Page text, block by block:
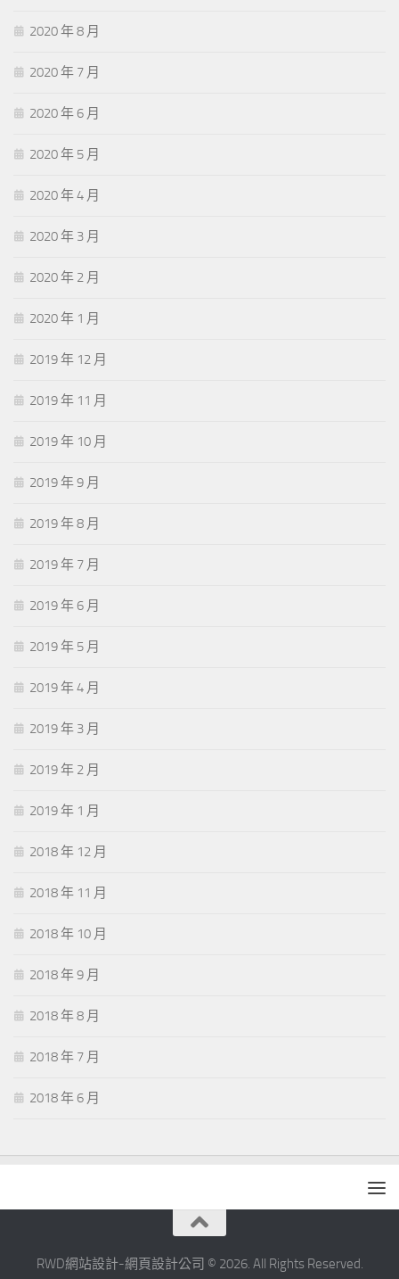
2020 年 8 月
2020 年 7 月
2020 年 6 月
2020 年 5 月
2020 年 4 月
2020 年 3 月
2020 年 2 月
2020 年 1 月
2019 年 12 月
2019 年 11 月
2019 年 10 月
2019 年 9 月
2019 年 8 月
2019 年 7 月
2019 年 6 月
2019 年 5 月
2019 年 4 月
2019 年 3 月
2019 年 2 月
2019 年 1 月
2018 年 12 月
2018 年 11 月
2018 年 10 月
2018 年 9 月
2018 年 8 月
2018 年 7 月
2018 年 6 月
RWD網站設計-網頁設計公司 © 2026. All Rights Reserved.